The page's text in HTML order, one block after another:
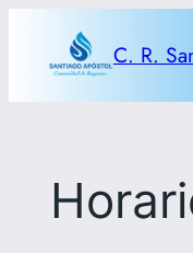
contenido
C. R.